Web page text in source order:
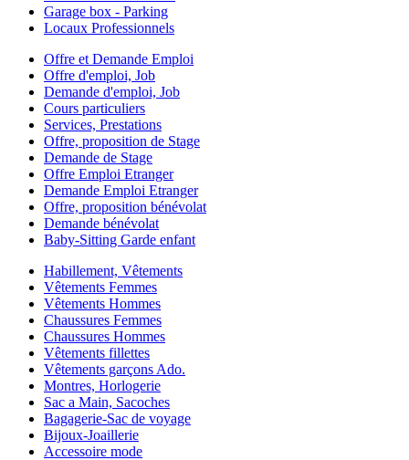
Garage box - Parking
Locaux Professionnels
Offre et Demande Emploi
Offre d'emploi, Job
Demande d'emploi, Job
Cours particuliers
Services, Prestations
Offre, proposition de Stage
Demande de Stage
Offre Emploi Etranger
Demande Emploi Etranger
Offre, proposition bénévolat
Demande bénévolat
Baby-Sitting Garde enfant
Habillement, Vêtements
Vêtements Femmes
Vêtements Hommes
Chaussures Femmes
Chaussures Hommes
Vêtements fillettes
Vêtements garçons Ado.
Montres, Horlogerie
Sac a Main, Sacoches
Bagagerie-Sac de voyage
Bijoux-Joaillerie
Accessoire mode